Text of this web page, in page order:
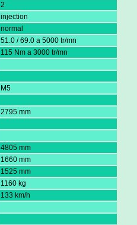
2
injection
normal
51.0 / 69.0 a 5000 tr/mn
115 Nm a 3000 tr/mn
M5
2795 mm
4805 mm
1660 mm
1525 mm
1160 kg
133 km/h